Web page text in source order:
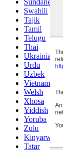
Sundanese
Swahili
Tajik
Tamil
Telugu
Thai
Ukrainian
Urdu
Uzbek
Vietnamese
Welsh
Xhosa
Yiddish
Yoruba
Zulu
Kinyarwanda
Tatar